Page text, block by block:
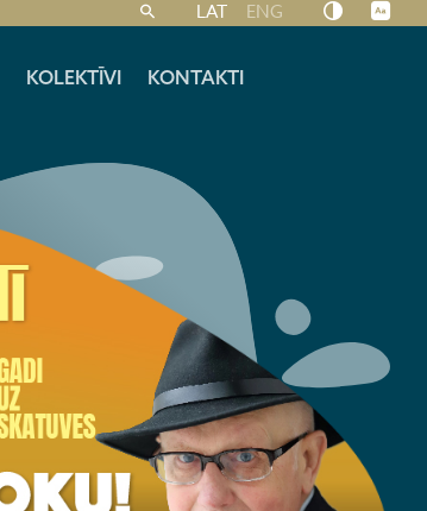
LAT ENG
KOLEKTĪVI KONTAKTI